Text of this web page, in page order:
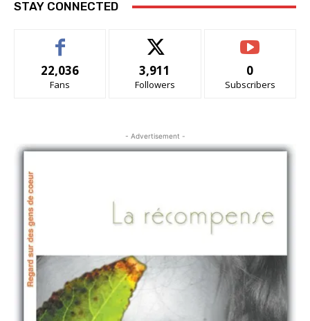
STAY CONNECTED
22,036
Fans
3,911
Followers
0
Subscribers
- Advertisement -